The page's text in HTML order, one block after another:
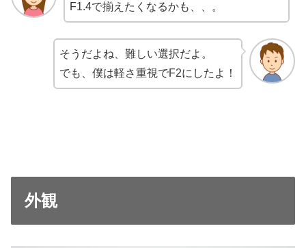
F1.4で揃えたくなるかも、、。
そうだよね、難しい選択だよ。
でも、僕は軽さ重視でF2にしたよ！
外観